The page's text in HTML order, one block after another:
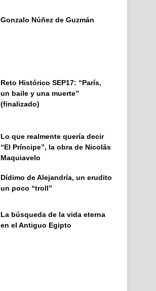
Gonzalo Núñez de Guzmán
Reto Histórico SEP17: “París,
un baile y una muerte”
(finalizado)
Lo que realmente quería decir
“El Príncipe”, la obra de Nicolás
Maquiavelo
Dídimo de Alejandría, un erudito
un poco “troll”
La búsqueda de la vida eterna
en el Antiguo Egipto